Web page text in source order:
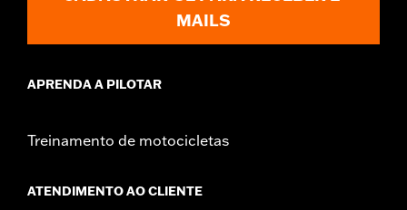
MAILS
APRENDA A PILOTAR
Treinamento de motocicletas
ATENDIMENTO AO CLIENTE